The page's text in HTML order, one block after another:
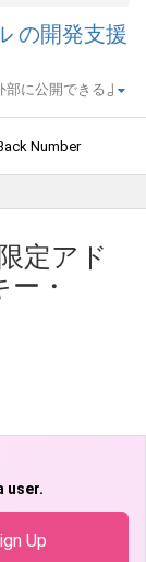
の開発支援
部に公開できるよ
Number
定アド
・
user.
Up